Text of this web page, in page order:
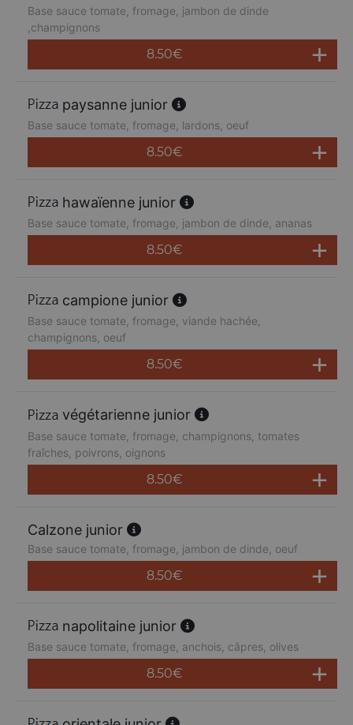
Base sauce tomate, fromage, jambon de dinde
,champignons
8.50€
paysanne junior
Base sauce tomate, fromage, lardons, oeuf
8.50€
hawaïenne junior
Base sauce tomate, fromage, jambon de dinde, ananas
8.50€
campione junior
Base sauce tomate, fromage, viande hachée,
champignons, oeuf
8.50€
végétarienne junior
Base sauce tomate, fromage, champignons, tomates
fraîches, poivrons, oignons
8.50€
Calzone junior
Base sauce tomate, fromage, jambon de dinde, oeuf
8.50€
napolitaine junior
Base sauce tomate, fromage, anchois, câpres, olives
8.50€